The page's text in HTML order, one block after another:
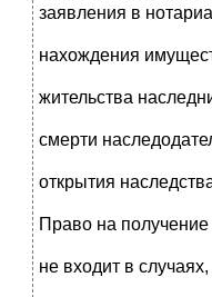
заявления в
нахождения
жительства
смерти
открытия
Право на
не входит в